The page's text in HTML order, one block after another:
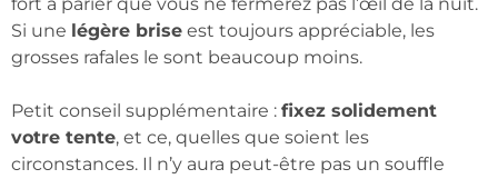
Si une légère brise est toujours appréciable, les
grosses rafales le sont beaucoup moins.
Petit conseil supplémentaire : fixez solidement
votre tente, et ce, quelles que soient les
circonstances. Il n’y aura peut-être pas un souffle